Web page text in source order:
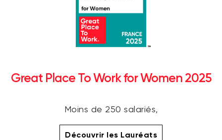
Great Place To Work for Women 2025
Moins de 250 salariés,
Découvrir les Lauréats